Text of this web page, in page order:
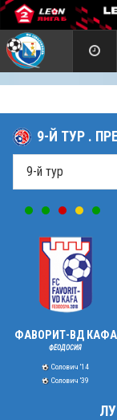
9-Й ТУР .
ФАВОРИТ-ВД КАФА
ФЕОДОСИЯ
Солович '14
Солович '39